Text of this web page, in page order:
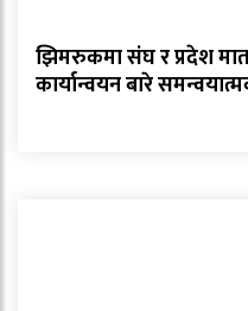
झिमरुकमा संघ र प्रदेश
कार्यान्वयन बारे